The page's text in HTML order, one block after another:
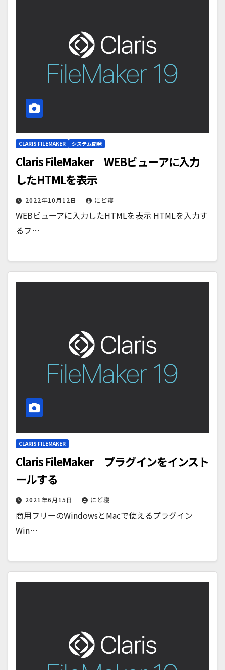
CLARIS FILEMAKER システム開発
Claris FileMaker｜WEBビューアに入力
したHTMLを表示
2022年10月12日 にど寝
WEBビューアに入力したHTMLを表示 HTMLを入力す
るフ…
CLARIS FILEMAKER
Claris FileMaker｜プラグインをインスト
ールする
2021年6月15日 にど寝
商用フリーのWindowsとMacで使えるプラグイン
Win…